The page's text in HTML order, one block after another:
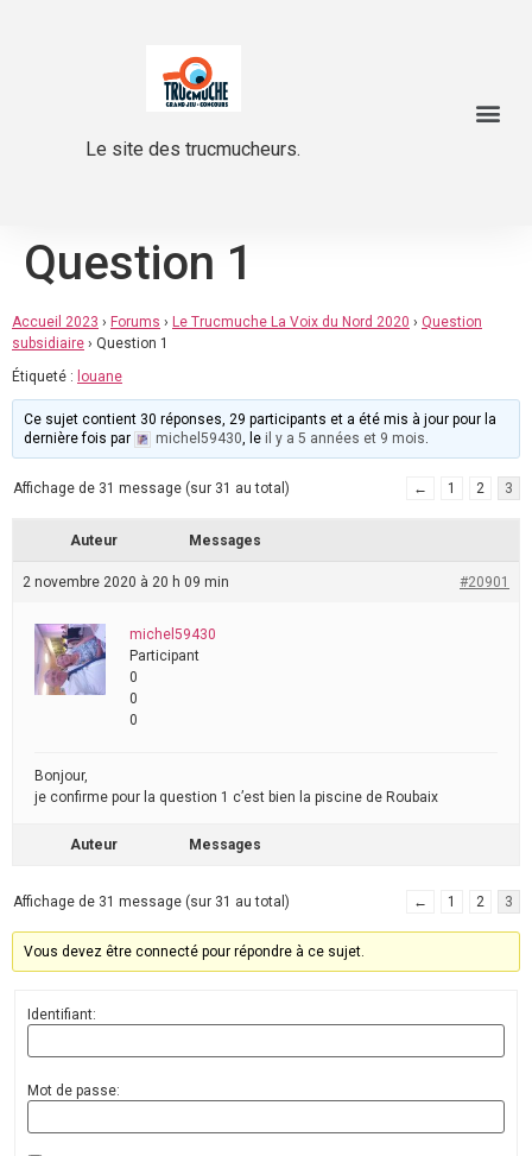
Le site des trucmucheurs.
Question 1
Accueil 2023 › Forums › Le Trucmuche La Voix du Nord 2020 › Question
subsidiaire › Question 1
Étiqueté : louane
Ce sujet contient 30 réponses, 29 participants et a été mis à jour pour la
dernière fois par
michel59430, le il y a 5 années et 9 mois.
Affichage de 31 message (sur 31 au total) ← 1 2 3
Auteur Messages
2 novembre 2020 à 20 h 09 min #20901
michel59430
Participant
0
0
0
Bonjour,
je confirme pour la question 1 c’est bien la piscine de Roubaix
Auteur Messages
Affichage de 31 message (sur 31 au total) ← 1 2 3
Vous devez être connecté pour répondre à ce sujet.
Identifiant:
Mot de passe: